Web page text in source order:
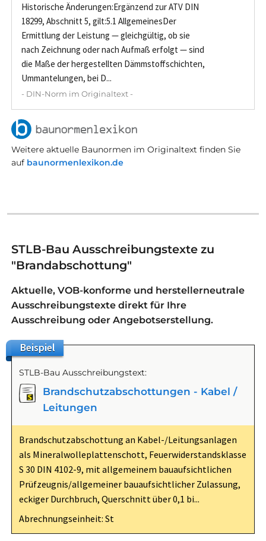
Historische Änderungen:Ergänzend zur ATV DIN
18299, Abschnitt 5, gilt:5.1 AllgemeinesDer
Ermittlung der Leistung — gleichgültig, ob sie
nach Zeichnung oder nach Aufmaß erfolgt — sind
die Maße der hergestellten Dämmstoffschichten,
Ummantelungen, bei D...
- DIN-Norm im Originaltext -
Weitere aktuelle Baunormen im Originaltext finden Sie
auf baunormenlexikon.de
STLB-Bau Ausschreibungstexte zu
"Brandabschottung"
Aktuelle, VOB-konforme und herstellerneutrale
Ausschreibungstexte direkt für Ihre
Ausschreibung oder Angebotserstellung.
Beispiel
STLB-Bau Ausschreibungstext:
Brandschutzabschottungen - Kabel /
Leitungen
Brandschutzabschottung an Kabel-/Leitungsanlagen
als Mineralwolleplattenschott, Feuerwiderstandsklasse
S 30 DIN 4102-9, mit allgemeinem bauaufsichtlichen
Prüfzeugnis/allgemeiner bauaufsichtlicher Zulassung,
eckiger Durchbruch, Querschnitt über 0,1 bi...
Abrechnungseinheit: St